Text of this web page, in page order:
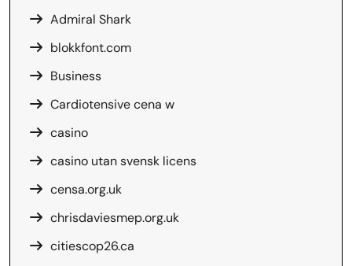
Admiral Shark
blokkfont.com
Business
Cardiotensive cena w
casino
casino utan svensk licens
censa.org.uk
chrisdaviesmep.org.uk
citiescop26.ca